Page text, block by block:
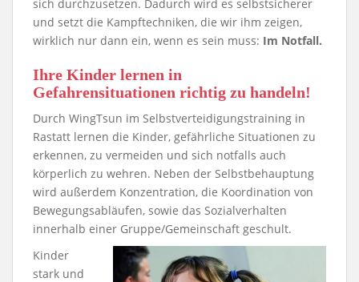
sich durchzusetzen. Dadurch wird es selbstsicherer
und setzt die Kampftechniken, die wir ihm zeigen,
wirklich nur dann ein, wenn es sein muss: Im Notfall.
Ihre Kinder lernen in
Gefahrensituationen richtig zu handeln!
Durch WingTsun im Selbstverteidigungstraining in
Rastatt lernen die Kinder, gefährliche Situationen zu
erkennen, zu vermeiden und sich notfalls auch
körperlich zu wehren. Neben der Selbstbehauptung
wird außerdem Konzentration, die Koordination von
Bewegungsabläufen, sowie das Sozialverhalten
innerhalb einer Gruppe/Gemeinschaft geschult.
Kinder
stark und